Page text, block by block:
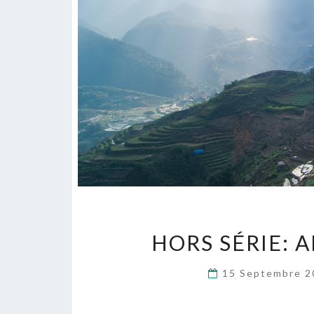
HORS SÉRIE:
15 Septembre